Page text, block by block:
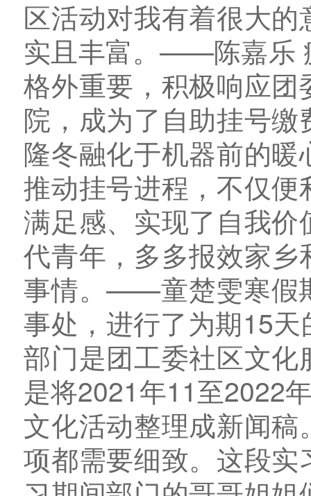
区活动对我有着很大
实且丰富。——陈嘉乐
格外重要，积极响应
院，成为了自助挂号
隆冬融化于机器前的
推动挂号进程，不仅
满足感、实现了自我
代青年，多多报效家
事情。——童楚雯寒假
事处，进行了为期15
部门是团工委社区文
是将2021年11至2022
文化活动整理成新闻
项都需要细致。这段